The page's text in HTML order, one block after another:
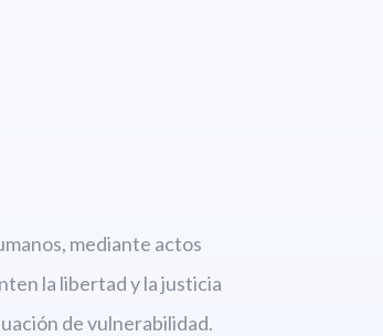
mediante actos
la libertady la justicia
de vulnerabilidad.